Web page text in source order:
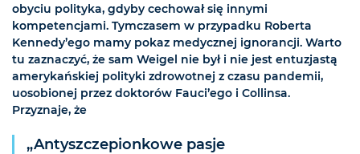
obyciu polityka, gdyby cechował się innymi
kompetencjami. Tymczasem w przypadku Roberta
Kennedy’ego mamy pokaz medycznej ignorancji. Warto
tu zaznaczyć, że sam Weigel nie był i nie jest entuzjastą
amerykańskiej polityki zdrowotnej z czasu pandemii,
uosobionej przez doktorów Fauci’ego i Collinsa.
Przyznaje, że
„Antyszczepionkowe pasje